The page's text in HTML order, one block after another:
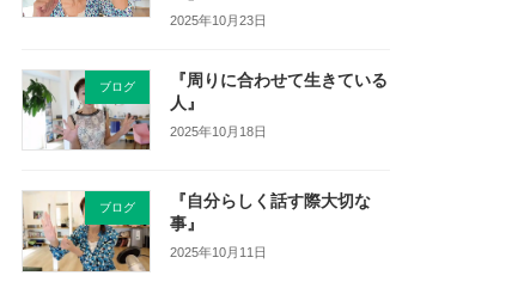
2025年10月23日
ブログ
『周りに合わせて生きている
人』
2025年10月18日
ブログ
『自分らしく話す際大切な
事』
2025年10月11日